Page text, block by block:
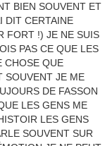
BIEN SOUVENT ET
DIT CERTAINE
FORT !) JE NE SUIS
PAS CE QUE LES
CHOSE QUE
SOUVENT JE ME
DE FASSON
LES GENS ME
LES GENS
SOUVENT SUR